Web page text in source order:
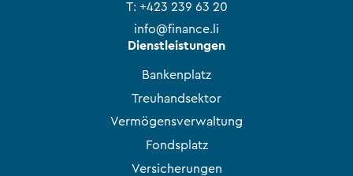
T: +423 239 63 20
info@finance.li
Dienstleistungen
Bankenplatz
Treuhandsektor
Vermögensverwaltung
Fondsplatz
Versicherungen